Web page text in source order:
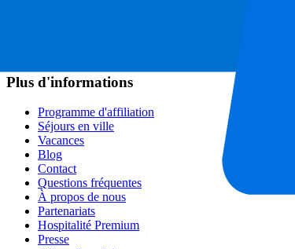
Plus d'informations
Programme d'affiliation
Séjours en ville
Vacances
Blog
Contact
Questions fréquentes
À propos de nous
Partenariats
Hospitalité Premium
Presse